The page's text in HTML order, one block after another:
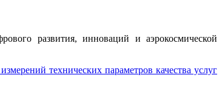
развития, инноваций и аэрокосмической
технических параметров качества услуг